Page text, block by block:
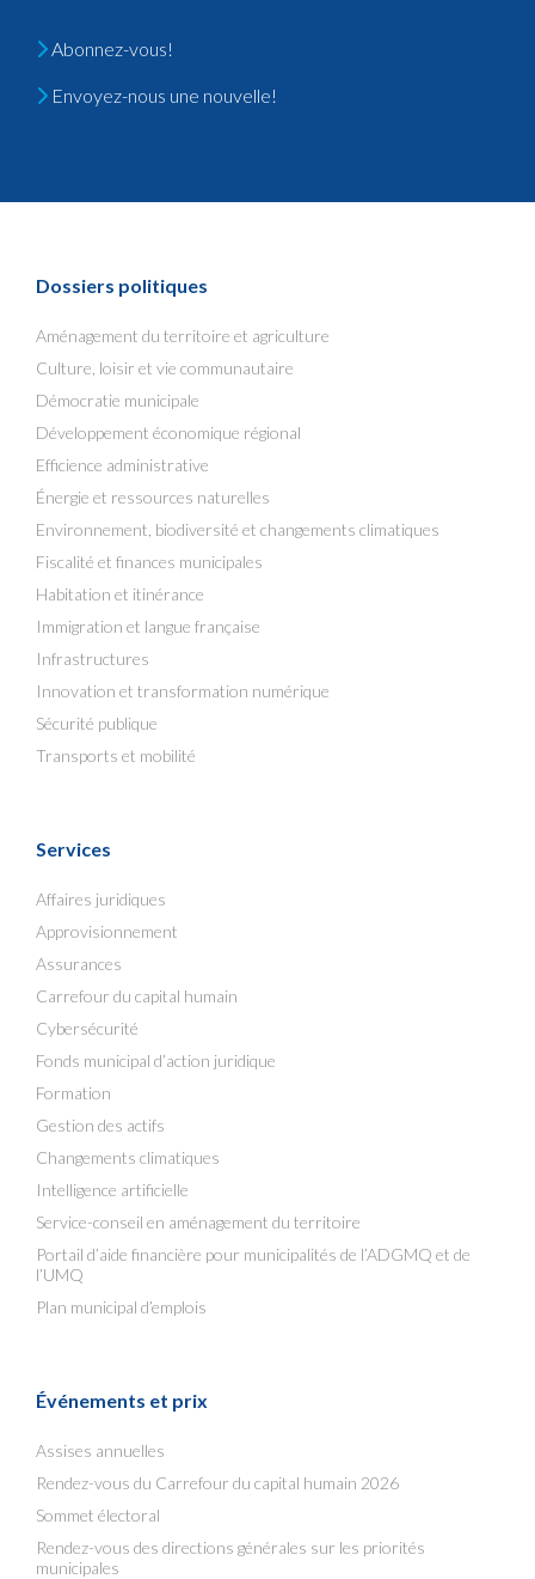
Abonnez-vous!
Envoyez-nous une nouvelle!
Dossiers politiques
Aménagement du territoire et agriculture
Culture, loisir et vie communautaire
Démocratie municipale
Développement économique régional
Efficience administrative
Énergie et ressources naturelles
Environnement, biodiversité et changements climatiques
Fiscalité et finances municipales
Habitation et itinérance
Immigration et langue française
Infrastructures
Innovation et transformation numérique
Sécurité publique
Transports et mobilité
Services
Affaires juridiques
Approvisionnement
Assurances
Carrefour du capital humain
Cybersécurité
Fonds municipal d’action juridique
Formation
Gestion des actifs
Changements climatiques
Intelligence artificielle
Service-conseil en aménagement du territoire
Portail d’aide financière pour municipalités de l’ADGMQ et de
l’UMQ
Plan municipal d’emplois
Événements et prix
Assises annuelles
Rendez-vous du Carrefour du capital humain 2026
Sommet électoral
Rendez-vous des directions générales sur les priorités
municipales